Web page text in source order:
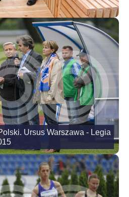
Ursus Warszawa - Legia